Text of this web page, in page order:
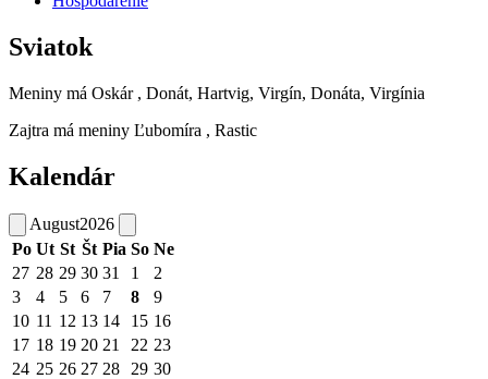
Sviatok
Meniny má Oskár , Donát, Hartvig, Virgín, Donáta, Virgínia
Zajtra má meniny Ľubomíra , Rastic
Kalendár
August2026
Po Ut St Št Pia So Ne
27 28 29 30 31 1
2
3
4 5 6 7 8
9
10 11 12 13 14 15 16
17 18 19 20 21 22 23
24 25 26 27 28 29 30